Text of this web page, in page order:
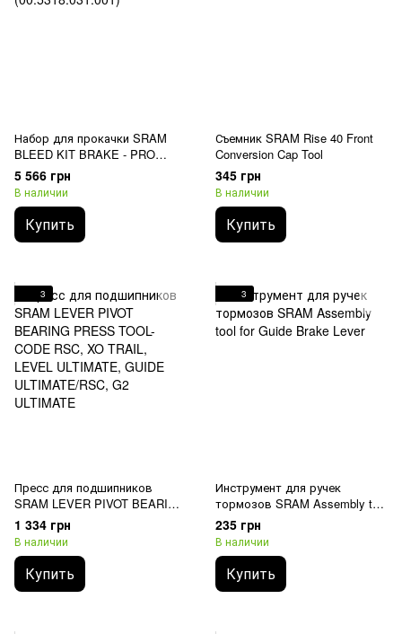
Набор для прокачки SRAM
BLEED KIT BRAKE - PRO
MINERAL NO OIL
(00.5318.031.001)
5 566 грн
В наличии
Купить
Съемник SRAM Rise 40 Front
Conversion Cap Tool
345 грн
В наличии
Купить
3
Пресс для подшипников
SRAM LEVER PIVOT BEARING
PRESS TOOL- CODE RSC, XO
TRAIL, LEVEL ULTIMATE,
GUIDE ULTIMATE/RSC, G2
ULTIMATE
1 334 грн
В наличии
Купить
3
Инструмент для ручек
тормозов SRAM Assembly tool
for Guide Brake Lever
235 грн
В наличии
Купить